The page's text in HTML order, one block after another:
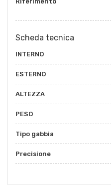
Scheda tecnica
INTERNO
ESTERNO
ALTEZZA
PESO
Tipo gabbia
Precisione